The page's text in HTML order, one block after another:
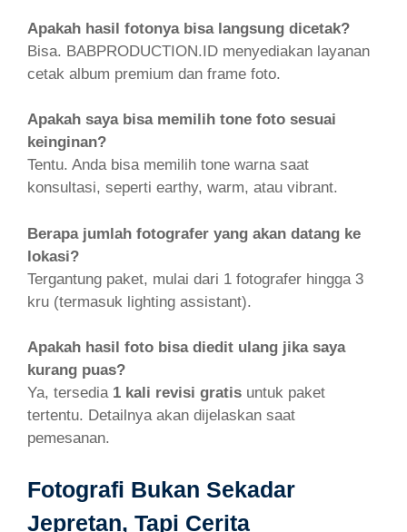
Apakah hasil fotonya bisa langsung dicetak?
Bisa. BABPRODUCTION.ID menyediakan layanan
cetak album premium dan frame foto.
Apakah saya bisa memilih tone foto sesuai
keinginan?
Tentu. Anda bisa memilih tone warna saat
konsultasi, seperti earthy, warm, atau vibrant.
Berapa jumlah fotografer yang akan datang ke
lokasi?
Tergantung paket, mulai dari 1 fotografer hingga 3
kru (termasuk lighting assistant).
Apakah hasil foto bisa diedit ulang jika saya
kurang puas?
Ya, tersedia 1 kali revisi gratis untuk paket
tertentu. Detailnya akan dijelaskan saat
pemesanan.
Fotografi Bukan Sekadar
Jepretan, Tapi Cerita